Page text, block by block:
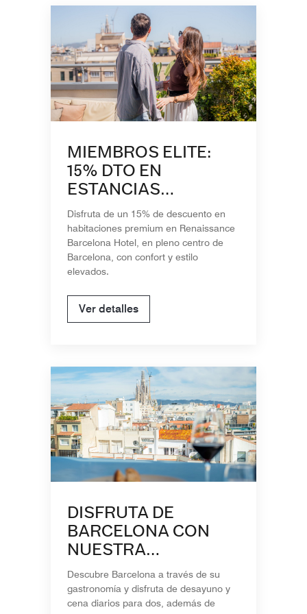
MIEMBROS ELITE:
15% DTO EN
ESTANCIAS
PREMIUM EN EL
CENTRO DE
BARCELONA
Disfruta de un 15% de descuento en
habitaciones premium en Renaissance
Barcelona Hotel, en pleno centro de
Barcelona, con confort y estilo
elevados.
Ver detalles
DISFRUTA DE
BARCELONA CON
NUESTRA
EXPERIENCIA STAY &
DINE
Descubre Barcelona a través de su
gastronomía y disfruta de desayuno y
cena diarios para dos, además de